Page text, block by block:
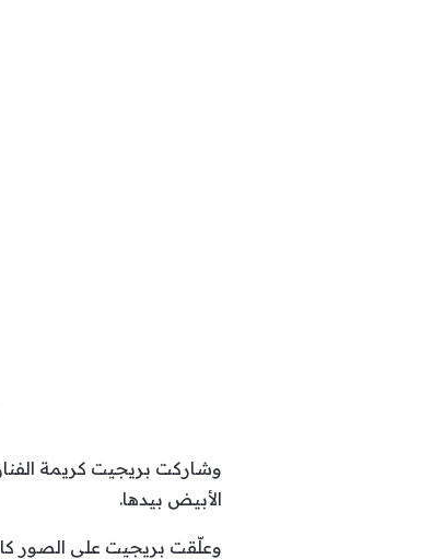
وشاركت بريجيت كريمة
الأبيض بيدها.
وعلّقت بريجيت على الصور